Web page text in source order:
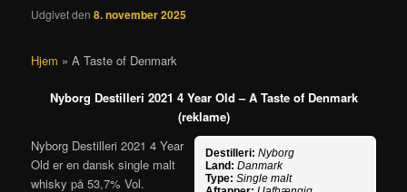
Udgivet den8. november 2025
Hjem »A Taste of Denmark
Nyborg Destilleri 2021 4 Year Old – A Taste of Denmark
(reklame)
Destilleri: Nyborg
Land: Danmark
Type: Single malt
Nyborg Destilleri 2021 4 Year
Old er en dansk single malt
whisky på 53,7% Vol.